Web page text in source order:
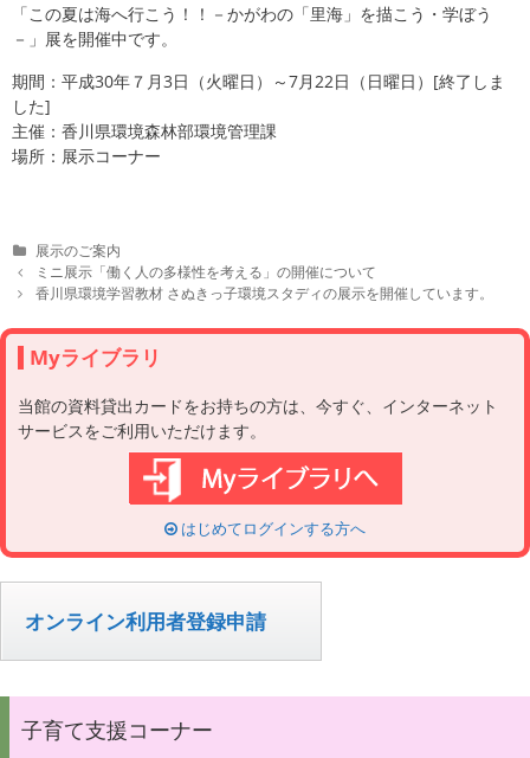
「この夏は海へ行こう！！－かがわの「里海」を描こう・学ぼう
－」展を開催中です。
期間：平成30年７月3日（火曜日）～7月22日（日曜日）[終了しま
した]
主催：香川県環境森林部環境管理課
場所：展示コーナー
C
a
t
g
o
r
e
s
展示のご案内
P
o
t
n
a
g
ミニ展示「働く人の多様性を考える」の開催について
香川県環境学習教材 さぬきっ子環境スタディの展示を開催しています。
Myライブラリ
当館の資料貸出カードをお持ちの方は、今すぐ、インターネット
サービスをご利用いただけます。
はじめてログインする方へ
オンライン利用者登録申請
子育て支援コーナー